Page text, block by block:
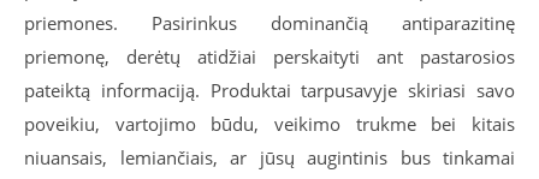
priemones. Pasirinkus dominančią antiparazitinę
priemonę, derėtų atidžiai perskaityti ant pastarosios
pateiktą informaciją. Produktai tarpusavyje skiriasi savo
poveikiu, vartojimo būdu, veikimo trukme bei kitais
niuansais, lemiančiais, ar jūsų augintinis bus tinkamai